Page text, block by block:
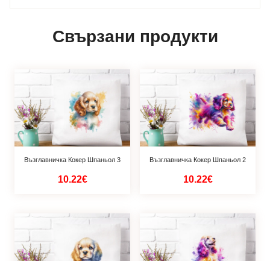
Свързани продукти
Възглавничка Кокер Шпаньол 3
10.22€
Възглавничка Кокер Шпаньол 2
10.22€